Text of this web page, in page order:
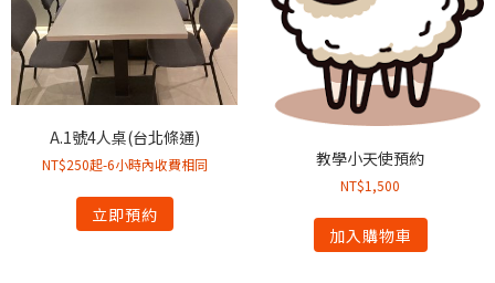
A.1號4人桌(台北條通)
NT$250起-6小時內收費相同
立即預約
教學小天使預約
NT$1,500
加入購物車